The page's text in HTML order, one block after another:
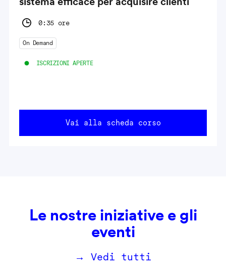
0:35 ore
On Demand
ISCRIZIONI APERTE
Vai alla scheda corso
Le nostre iniziative e gli
eventi
→ Vedi tutti